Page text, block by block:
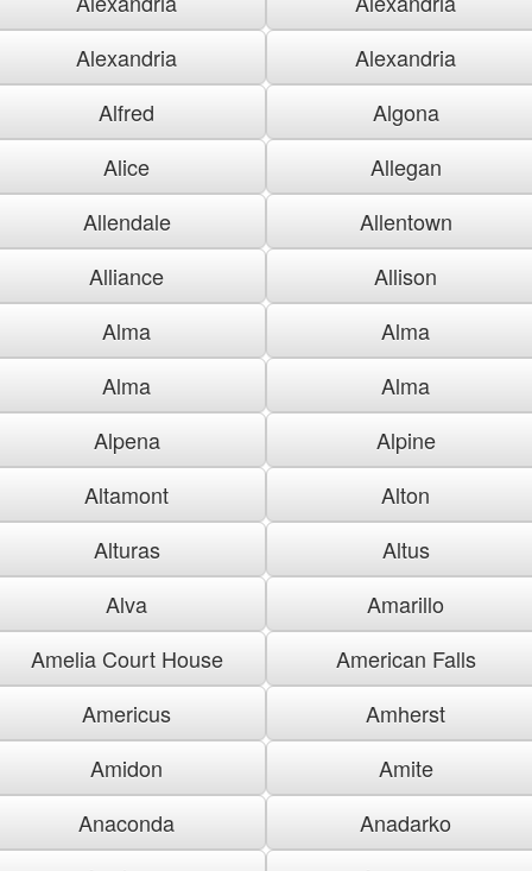
Alexandria
Alexandria
Alfred
Algona
Alice
Allegan
Allendale
Allentown
Alliance
Allison
Alma
Alma
Alma
Alma
Alpena
Alpine
Altamont
Alton
Alturas
Altus
Alva
Amarillo
Amelia Court House
American Falls
Americus
Amherst
Amidon
Amite
Anaconda
Anadarko